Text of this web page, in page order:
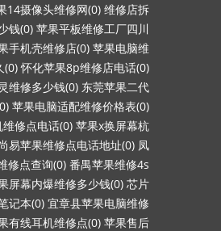
14摄像头维修网(0) 维修店拆
钱(0) 苹果平板维修工厂四川
手机壳维修店(0) 苹果电脑维
(0) 怀化苹果8p维修店电话(0)
维修多少钱(0) 东莞苹果二代
苹果电脑适配维修价格表(0)
修点电话(0) 苹果x换屏幕杭
易苹果维修点电话地址(0) 凤
修点查询(0) 番禺苹果维修4s
屏幕内爆维修多少钱(0) 芯片
记本(0) 宜章县苹果电脑维修
有线耳机维修点(0) 苹果售后